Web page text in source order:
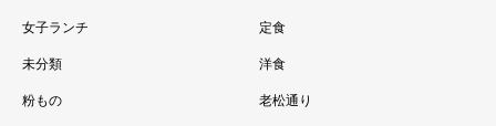
女子ランチ 定食
未分類 洋食
粉もの 老松通り